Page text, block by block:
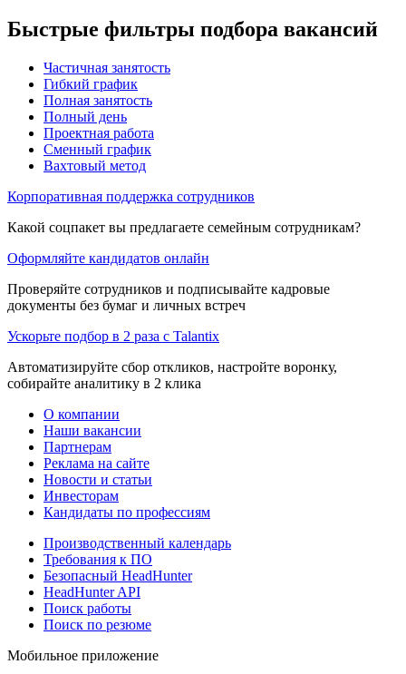
Быстрые фильтры подбора вакансий
Частичная занятость
Гибкий график
Полная занятость
Полный день
Проектная работа
Сменный график
Вахтовый метод
Корпоративная поддержка сотрудников
Какой соцпакет вы предлагаете семейным сотрудникам?
Оформляйте кандидатов онлайн
Проверяйте сотрудников и подписывайте кадровые
документы без бумаг и личных встреч
Ускорьте подбор в 2 раза с Talantix
Автоматизируйте сбор откликов, настройте воронку,
собирайте аналитику в 2 клика
О компании
Наши вакансии
Партнерам
Реклама на сайте
Новости и статьи
Инвесторам
Кандидаты по профессиям
Производственный календарь
Требования к ПО
Безопасный HeadHunter
HeadHunter API
Поиск работы
Поиск по резюме
Мобильное приложение